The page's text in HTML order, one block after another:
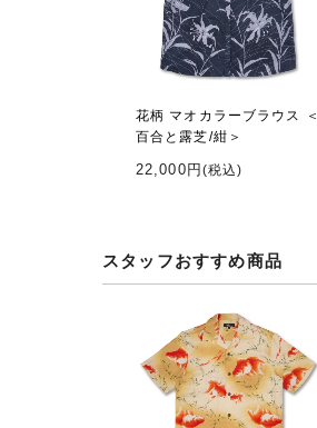
花柄 マオカラーブラウス ＜
百合と露芝/紺＞
22,000円 (税込)
スタッフおすすめ商品